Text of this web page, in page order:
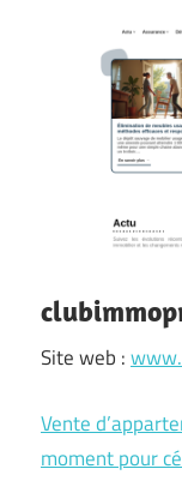
Site web :
Vente
moment pour